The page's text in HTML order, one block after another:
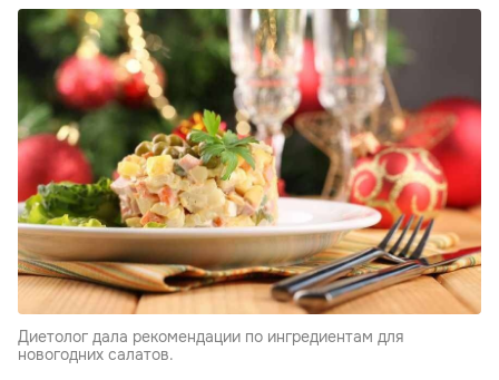
Диетолог дала рекомендации по ингредиентам для
новогодних салатов.